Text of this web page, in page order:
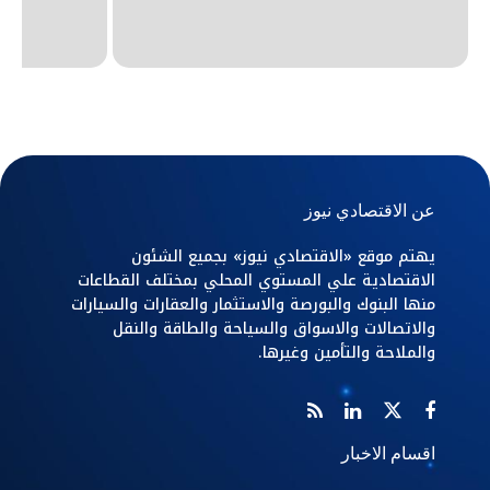
عن الاقتصادي نيوز
يهتم موقع «الاقتصادي نيوز» بجميع الشئون
الاقتصادية علي المستوي المحلي بمختلف القطاعات
منها البنوك والبورصة والاستثمار والعقارات والسيارات
والاتصالات والاسواق والسياحة والطاقة والنقل
والملاحة والتأمين وغيرها.
اقسام الاخبار